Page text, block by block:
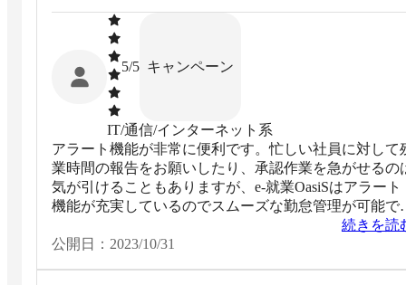
5/5 キャンペーン
IT/通信/インターネット系
アラート機能が非常に便利です。忙しい社員に対して
業時間の報告をお願いしたり、承認作業を急がせるの
気が引けることもありますが、e-就業OasiSはアラート
機能が充実しているのでスムーズな勤怠管理が可能で
続きを読
公開日： 2023/10/31